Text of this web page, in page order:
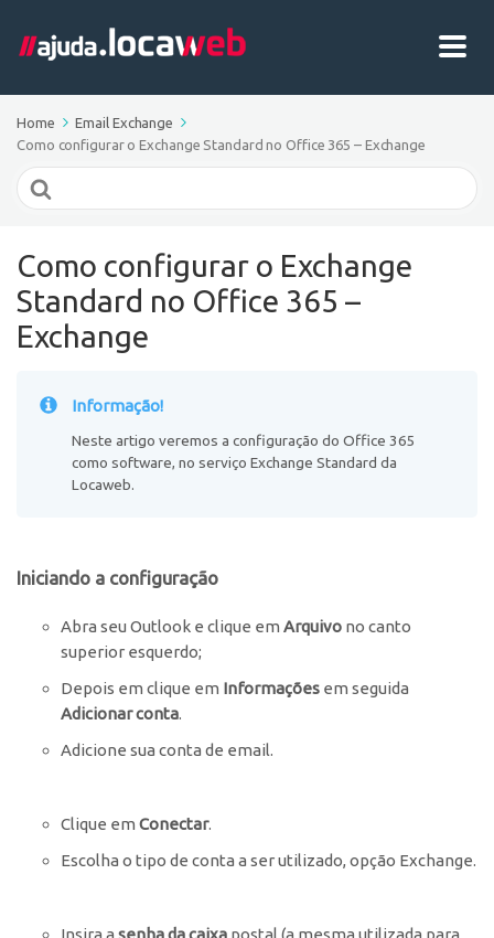
Home
Email Exchange
Como configurar o Exchange Standard no Office 365 – Exchange
Search
For
Como configurar o Exchange
Standard no Office 365 –
Exchange
Informação!
Neste artigo veremos a configuração do Office 365
como software, no serviço Exchange Standard da
Locaweb.
Iniciando a configuração
Abra seu Outlook e clique em Arquivo no canto
superior esquerdo;
Depois em clique em Informações em seguida
Adicionar conta.
Adicione sua conta de email.
Clique em Conectar.
Escolha o tipo de conta a ser utilizado, opção Exchange.
Insira a senha da caixa postal (a mesma utilizada para